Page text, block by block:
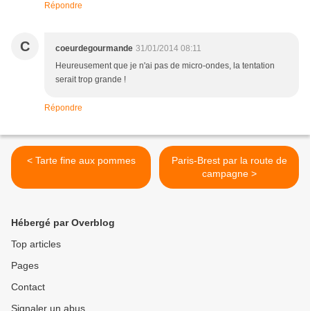
Répondre
C coeurdegourmande 31/01/2014 08:11
Heureusement que je n'ai pas de micro-ondes, la tentation
serait trop grande !
Répondre
< Tarte fine aux pommes
Paris-Brest par la route de
campagne >
Hébergé par Overblog
Top articles
Pages
Contact
Signaler un abus